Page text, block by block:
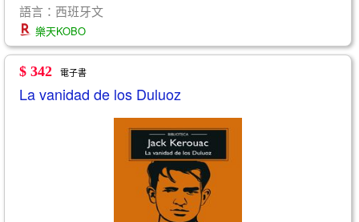
語言：西班牙文
樂天KOBO
$ 342 電子書
La vanidad de los Duluoz